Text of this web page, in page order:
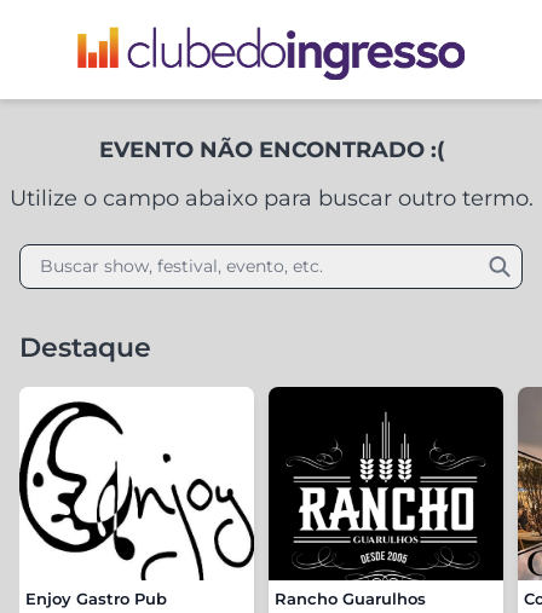
EVENTO NÃO ENCONTRADO :(
Utilize o campo abaixo para buscar outro termo.
Buscar show, festival, evento, etc.
Destaque
Enjoy Gastro Pub Rancho Guarulhos